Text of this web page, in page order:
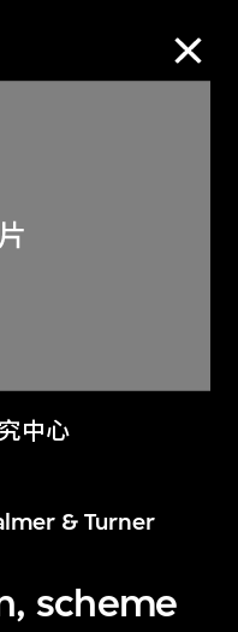
中心
& Turner
scheme
十一世纪视觉